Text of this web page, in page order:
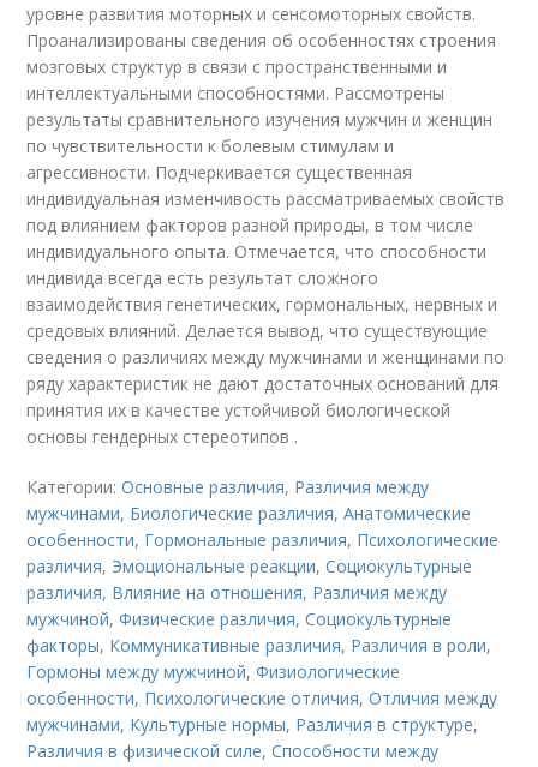
уровне развития моторных и сенсомоторных свойств.
Проанализированы сведения об особенностях строения
мозговых структур в связи с пространственными и
интеллектуальными способностями. Рассмотрены
результаты сравнительного изучения мужчин и женщин
по чувствительности к болевым стимулам и
агрессивности. Подчеркивается существенная
индивидуальная изменчивость рассматриваемых свойств
под влиянием факторов разной природы, в том числе
индивидуального опыта. Отмечается, что способности
индивида всегда есть результат сложного
взаимодействия генетических, гормональных, нервных и
средовых влияний. Делается вывод, что существующие
сведения о различиях между мужчинами и женщинами по
ряду характеристик не дают достаточных оснований для
принятия их в качестве устойчивой биологической
основы гендерных стереотипов .
Категории:Основные различия, Различия между
мужчинами, Биологические различия,Анатомические
особенности, Гормональные различия, Психологические
различия, Эмоциональные реакции,Социокультурные
различия, Влияние на отношения, Различия между
мужчиной,Физические различия,Социокультурные
факторы, Коммуникативные различия, Различия в роли,
Гормоны между мужчиной,Физиологические
особенности, Психологические отличия,Отличия между
мужчинами, Культурные нормы, Различия в структуре,
Различия в физической силе,Способности между